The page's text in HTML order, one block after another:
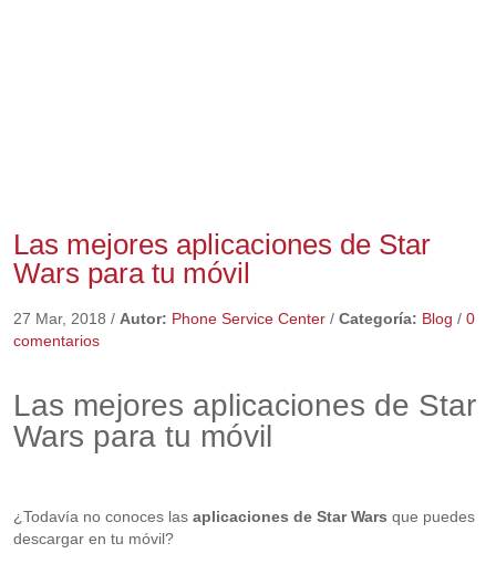
Las mejores aplicaciones de Star
Wars para tu móvil
27 Mar, 2018 / Autor: Phone Service Center/ Categoría: Blog / 0
comentarios
Las mejores aplicaciones de Star
Wars para tu móvil
¿Todavía no conoces lasaplicaciones de Star Wars que puedes
descargar en tu móvil?